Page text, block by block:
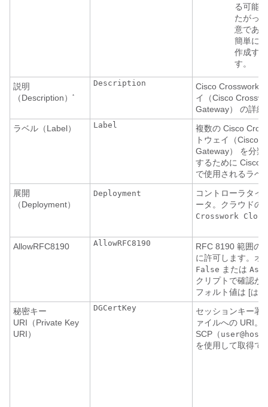
る可能
たがっ
意であ
簡単に
作成す
す。
説明
（Description）
*
Description
Cisco Crosswork
イ（Cisco
Gateway）
の詳細
ラベル（Label）
Label 複数の Cisco
トウェイ（Cisco
Gateway）
を分類
するために Cisco
で使用されるラベ
展開
（Deployment）
Deployment
コントローラタイ
ータ。クラウドの
Crosswork Cloud
AllowRFC8190 AllowRFC8190
RFC 8190 範囲の
に許可します。オ
False または Ask
クリプトで確認が
フォルト値は [は
秘密キー
URI（Private Key
URI）
DGCertKey
セッションキー署
ァイルへの URI。
SCP（
を使用して取得で